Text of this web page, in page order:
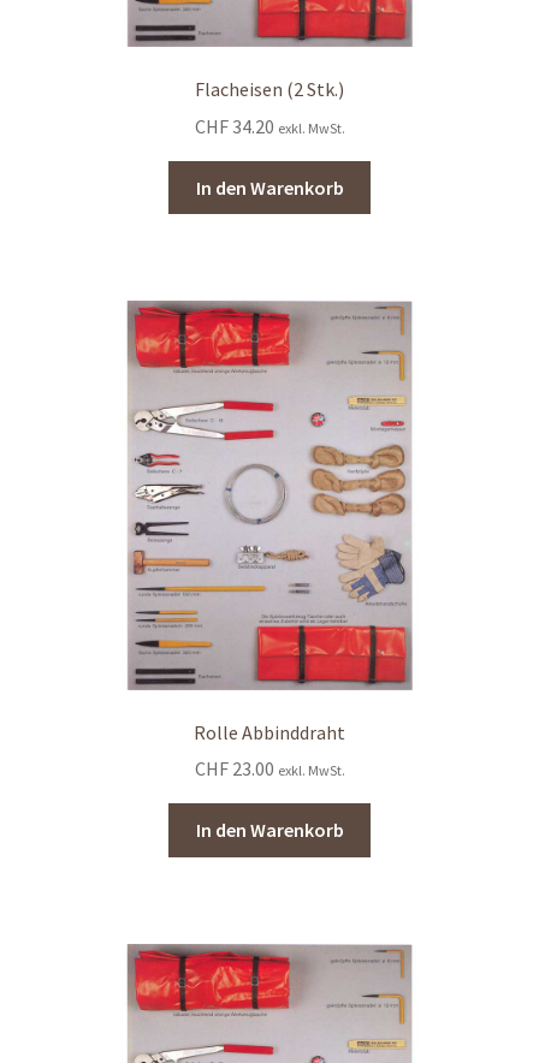
Flacheisen (2 Stk.)
CHF34.20 exkl. MwSt.
In den Warenkorb
Rolle Abbinddraht
CHF23.00 exkl. MwSt.
In den Warenkorb